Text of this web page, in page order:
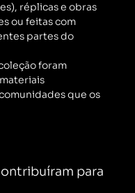
réplicas e obras
ou feitas com
partes do
foram
que os
para